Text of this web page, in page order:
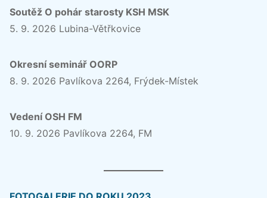
Soutěž O pohár starosty KSH MSK
5. 9. 2026 Lubina-Větřkovice
Okresní seminář OORP
8. 9. 2026 Pavlíkova 2264, Frýdek-Místek
Vedení OSH FM
10. 9. 2026 Pavlíkova 2264, FM